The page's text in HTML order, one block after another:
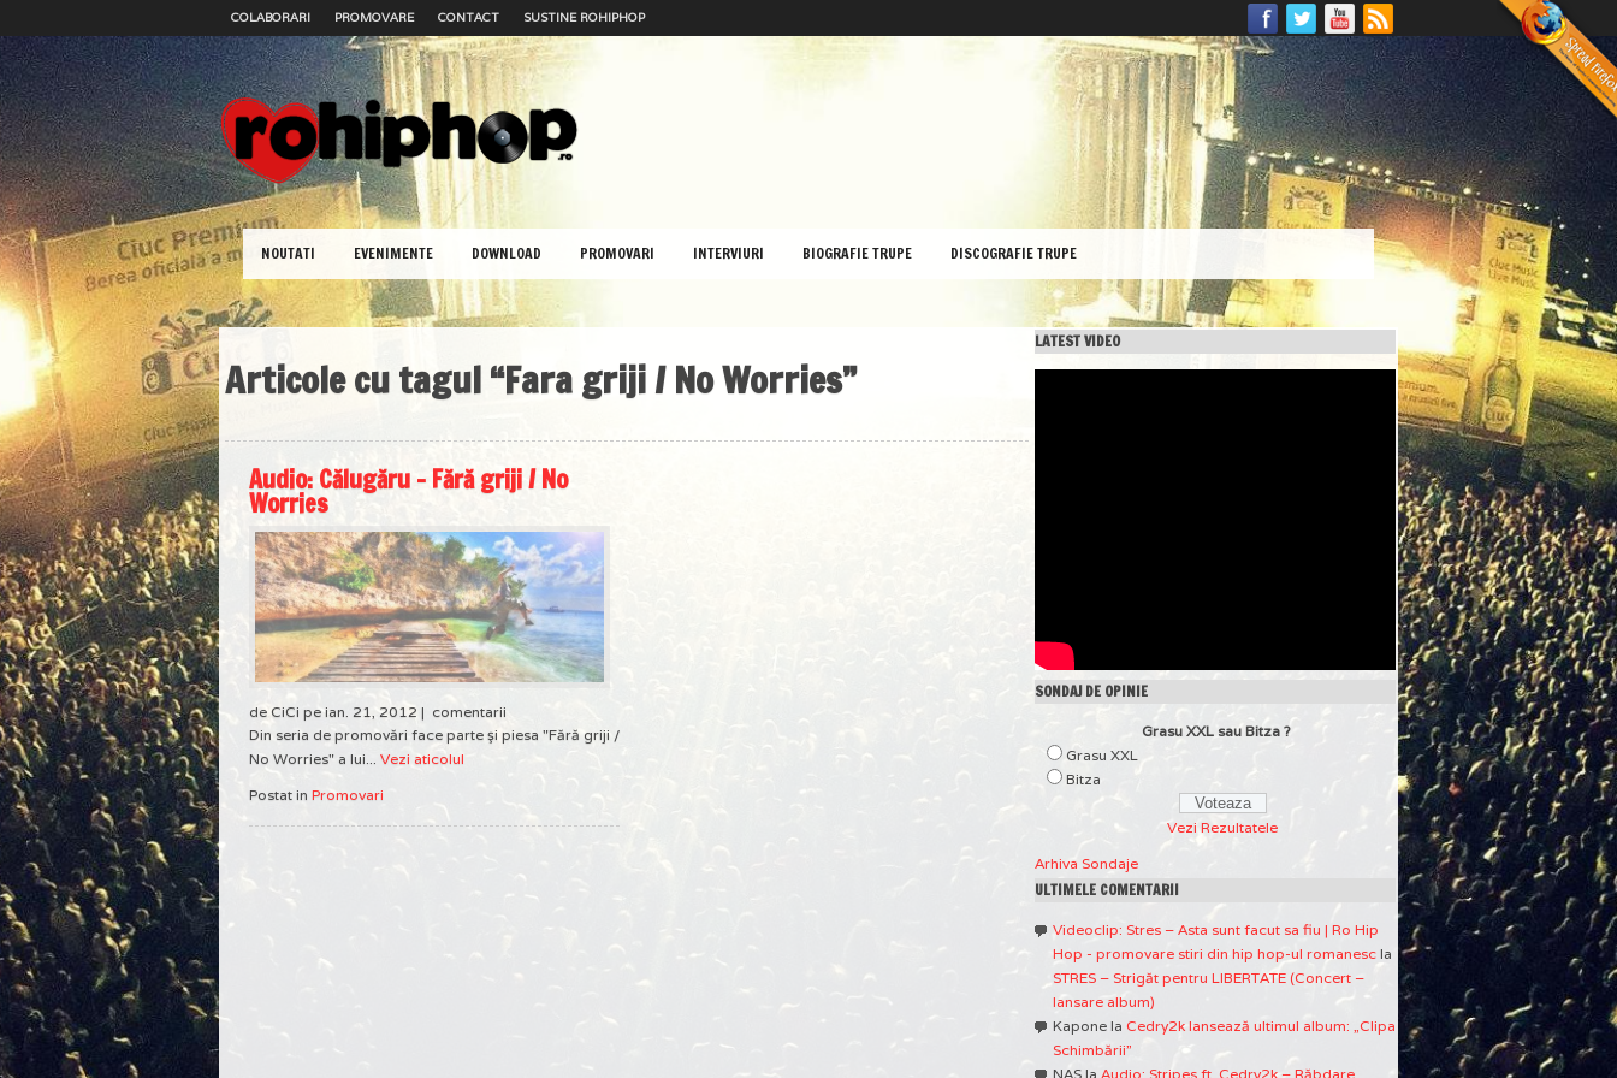
COLABORARI PROMOVARE CONTACT SUSTINE ROHIPHOP
NOUTATI EVENIMENTE DOWNLOAD PROMOVARI INTERVIURI BIOGRAFIE TRUPE DISCOGRAFIE TRUPE
Articole cu tagul “Fara griji / No Worries”
Audio: Călugăru – Fără griji / No
Worries
de CiCi pe ian. 21, 2012 | comentarii
Din seria de promovări face parte şi piesa "Fără griji /
No Worries" a lui... Vezi aticolul
Postat in Promovari
LATEST VIDEO
SONDAJ DE OPINIE
Grasu XXL sau Bitza ?
Grasu XXL
Bitza
Vezi Rezultatele
Arhiva Sondaje
ULTIMELE COMENTARII
Videoclip: Stres – Asta sunt facut sa fiu | Ro Hip
Hop - promovare stiri din hip hop-ul romanesc la
STRES – Strigăt pentru LIBERTATE (Concert –
lansare album)
Kapone la Cedry2k lansează ultimul album: „Clipa
Schimbării”
NAS la Audio: Stripes ft. Cedry2k – Răbdare